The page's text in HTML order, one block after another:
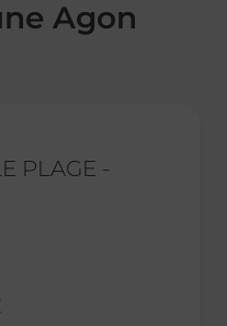
Agon
PLAGE -